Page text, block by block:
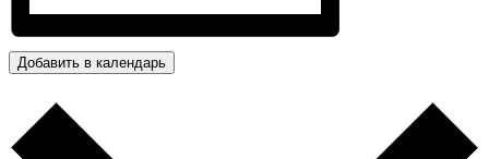
Добавить в календарь